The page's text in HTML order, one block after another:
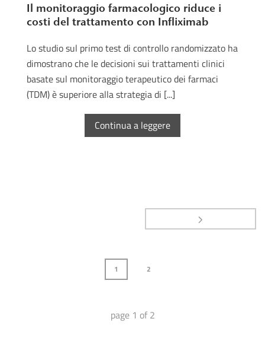
Il monitoraggio farmacologico riduce i
costi del trattamento con Infliximab
Lo studio sul primo test di controllo randomizzato ha
dimostrano che le decisioni sui trattamenti clinici
basate sul monitoraggio terapeutico dei farmaci
(TDM) è superiore alla strategia di [...]
Continua a leggere
1 2
page 1 of 2